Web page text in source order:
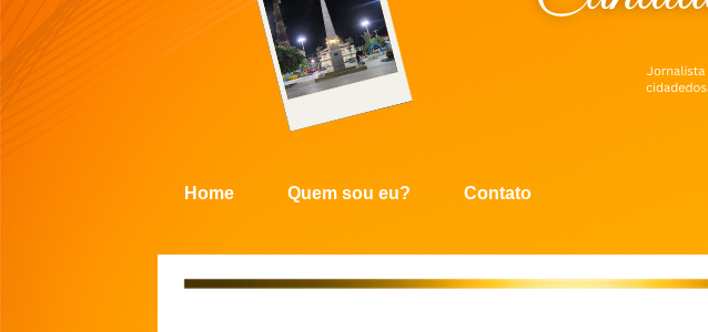
Home Quem sou eu? Contato